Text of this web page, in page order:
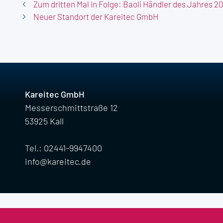
Zum dritten Mal in Folge: Baoli Händler des Jahres
Neuer Standort der Kareitec GmbH
Kareitec GmbH
Messerschmittstraße 12
53925 Kall
Tel.: 02441-9947400
info@kareitec.de